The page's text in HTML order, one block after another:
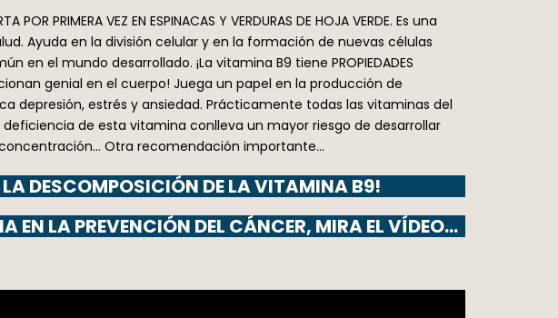
POR PRIMERA VEZ EN ESPINACAS Y VERDURAS DE HOJA VERDE. Es una
Ayuda en la división celular y en la formación de nuevas células
el mundo desarrollado. ¡La vitamina B9 tiene PROPIEDADES
genial en el cuerpo! Juega un papel en la producción de
depresión, estrés y ansiedad. Prácticamente todas las vitaminas del
de esta vitamina conlleva un mayor riesgo de desarrollar
Otra recomendación importante…
DESCOMPOSICIÓN DE LA VITAMINA B9!
LA PREVENCIÓN DEL CÁNCER, MIRA EL VÍDEO…